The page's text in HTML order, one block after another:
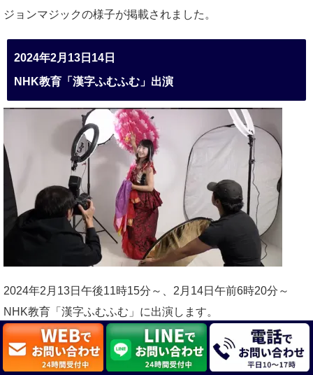
ジョンマジックの様子が掲載されました。
2024年2月13日14日
NHK教育「漢字ふむふむ」出演
2024年2月13日午後11時15分～、2月14日午前6時20分～
NHK教育「漢字ふむふむ」に出演します。
漢字のテーマは「手袋」です。
≫≫詳しくはこちら